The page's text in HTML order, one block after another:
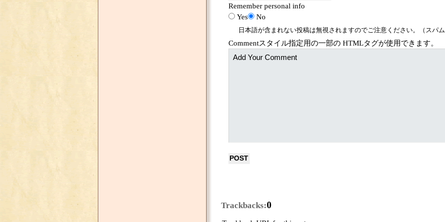
Remember personal info
Yes
No
日本語が含まれない投稿は無視されますのでご注意ください。（スパ
Commentスタイル指定用の一部の HTMLタグが使用できます。
Trackbacks:0